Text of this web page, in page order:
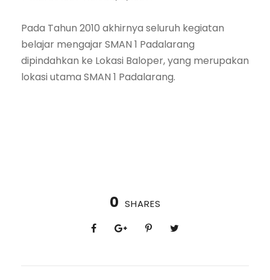
Pada Tahun 2010 akhirnya seluruh kegiatan
belajar mengajar SMAN 1 Padalarang
dipindahkan ke Lokasi Baloper, yang merupakan
lokasi utama SMAN 1 Padalarang.
0 SHARES